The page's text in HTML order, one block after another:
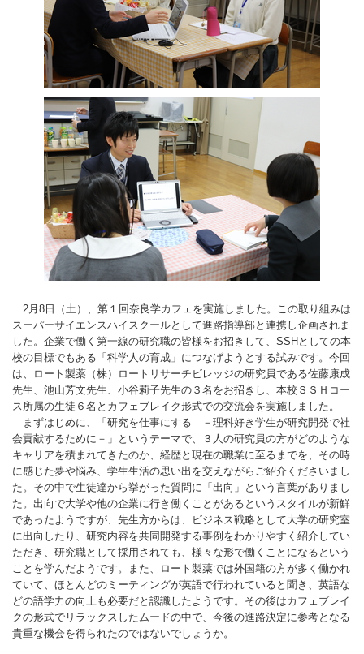
2月8日（土）、第１回奈良学カフェを実施しました。この取り組みは
スーパーサイエンスハイスクールとして進路指導部と連携し企画されま
した。企業で働く第一線の研究職の皆様をお招きして、SSHとしての本
校の目標でもある「科学人の育成」につなげようとする試みです。今回
は、ロート製薬（株）ロートリサーチビレッジの研究員である佐藤康成
先生、池山芳文先生、小谷莉子先生の３名をお招きし、本校ＳＳＨコー
ス所属の生徒６名とカフェブレイク形式での交流会を実施しました。
まずはじめに、「研究を仕事にする －理科好き学生が研究開発で社
会貢献するために－」というテーマで、３人の研究員の方がどのような
キャリアを積まれてきたのか、経歴と現在の職業に至るまでを、その時
に感じた夢や悩み、学生生活の思い出を交えながらご紹介くださいまし
た。その中で生徒達から挙がった質問に「出向」という言葉がありまし
た。出向で大学や他の企業に行き働くことがあるというスタイルが新鮮
であったようですが、先生方からは、ビジネス戦略として大学の研究室
に出向したり、研究内容を共同開発する事例をわかりやすく紹介してい
ただき、研究職として採用されても、様々な形で働くことになるという
ことを学んだようです。また、ロート製薬では外国籍の方が多く働かれ
ていて、ほとんどのミーティングが英語で行われていると聞き、英語な
どの語学力の向上も必要だと認識したようです。その後はカフェブレイ
クの形式でリラックスしたムードの中で、今後の進路決定に参考となる
貴重な機会を得られたのではないでしょうか。